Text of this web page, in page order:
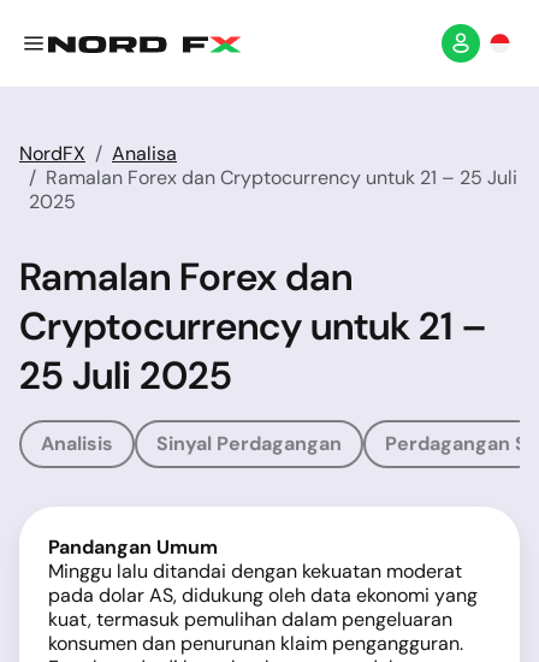
NordFX
Analisa
Ramalan Forex dan Cryptocurrency untuk 21 – 25 Juli
2025
Ramalan Forex dan
Cryptocurrency untuk 21 –
25 Juli 2025
Analisis Sinyal Perdagangan Perdagangan
Pandangan Umum
Minggu lalu ditandai dengan kekuatan moderat
pada dolar AS, didukung oleh data ekonomi yang
kuat, termasuk pemulihan dalam pengeluaran
konsumen dan penurunan klaim pengangguran.